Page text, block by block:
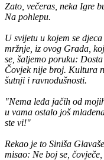
Zato, večeras, neka Igre
Na pohlepu.
U svijetu u kojem se
mržnje, iz ovog Grada,
se, šaljemo poruku:
Čovjek nije broj. Kultura
šutnji i ravnodušnosti.
"Nema leđa jačih od
u vama ostalo još
ste vi!"
Rekao je to Siniša
misao: Ne boj se,